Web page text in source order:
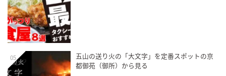
05
五山の送り火の「大文字」を定番スポットの京
都御苑（御所）から見る